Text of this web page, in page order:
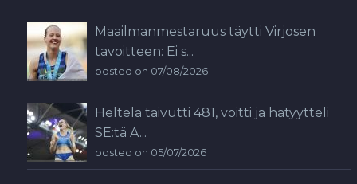
Maailmanmestaruus täytti Virjosen
tavoitteen: Ei s...
posted on 07/08/2026
Heltelä taivutti 481, voitti ja hätyytteli
SE:tä A...
posted on 05/07/2026